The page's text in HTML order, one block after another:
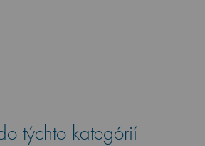
týchto kategórií